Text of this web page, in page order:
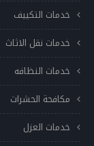
خدمات التكييف
خدمات نقل الاثاث
خدمات النظافه
مكافحة الحشرات
خدمات العزل